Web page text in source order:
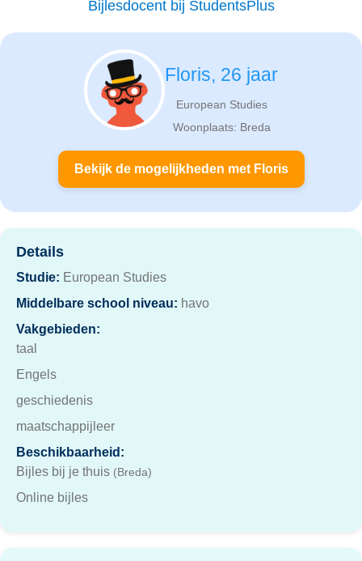
Bijlesdocent bij StudentsPlus
Floris, 26 jaar
European Studies
Woonplaats: Breda
Bekijk de mogelijkheden met Floris
Details
Studie: European Studies
Middelbare school niveau: havo
Vakgebieden:
taal
Engels
geschiedenis
maatschappijleer
Beschikbaarheid:
Bijles bij je thuis (Breda)
Online bijles